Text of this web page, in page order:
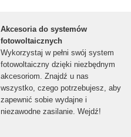
Akcesoria do systemów
fotowoltaicznych
Wykorzystaj w pełni swój system
fotowoltaiczny dzięki niezbędnym
akcesoriom. Znajdź u nas
wszystko, czego potrzebujesz, aby
zapewnić sobie wydajne i
niezawodne zasilanie. Wejdź!